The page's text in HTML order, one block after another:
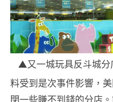
▲又一城玩具反斗城分
料受到是次事件影響，
閉一些賺不到錢的分店